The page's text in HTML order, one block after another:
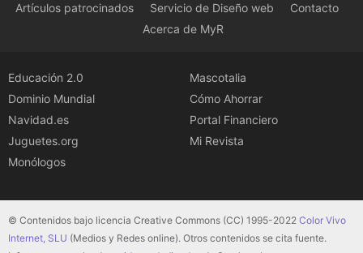
Artículos patrocinados Servicio de Diseño web
Contacto
Acerca de MyR
Educación 2.0
Dominio Mundial
Navidad.es
Juguetes.org
Monólogos
Mascotalia
Cómo Ahorrar
Portal Financiero
Mi Revista
© Contenidos bajo licencia Creative Commons (CC) 1995-2022 Color Vivo
Internet, SLU (Medios y Redes online). Otros contenidos se cita fuente.